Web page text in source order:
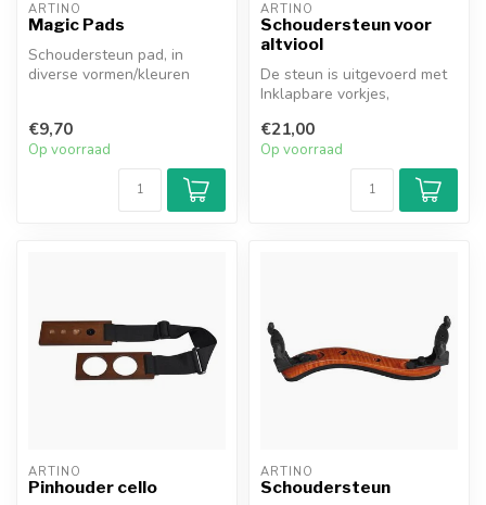
ARTINO
Magic Pads
Schoudersteun pad, in
diverse vormen/kleuren
€9,70
Op voorraad
ARTINO
Schoudersteun voor
altviool
De steun is uitgevoerd met
Inklapbare vorkjes,
verstelbaa...
€21,00
Op voorraad
ARTINO
Pinhouder cello
ARTINO
Schoudersteun